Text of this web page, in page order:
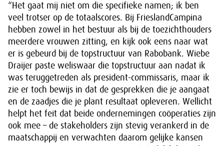
“Het gaat mij niet om die specifieke namen; ik ben
veel trotser op de totaalscores. Bij FrieslandCampina
hebben zowel in het bestuur als bij de toezichthouders
meerdere vrouwen zitting, en kijk ook eens naar wat
er is gebeurd bij de topstructuur van Rabobank. Wiebe
Draijer paste weliswaar die topstructuur aan nadat ik
was teruggetreden als president-commissaris, maar ik
zie er toch bewijs in dat de gesprekken die je aangaat
en de zaadjes die je plant resultaat opleveren. Wellicht
helpt het feit dat beide ondernemingen coöperaties zijn
ook mee – de stakeholders zijn stevig verankerd in de
maatschappij en verwachten daarom gelijke kansen